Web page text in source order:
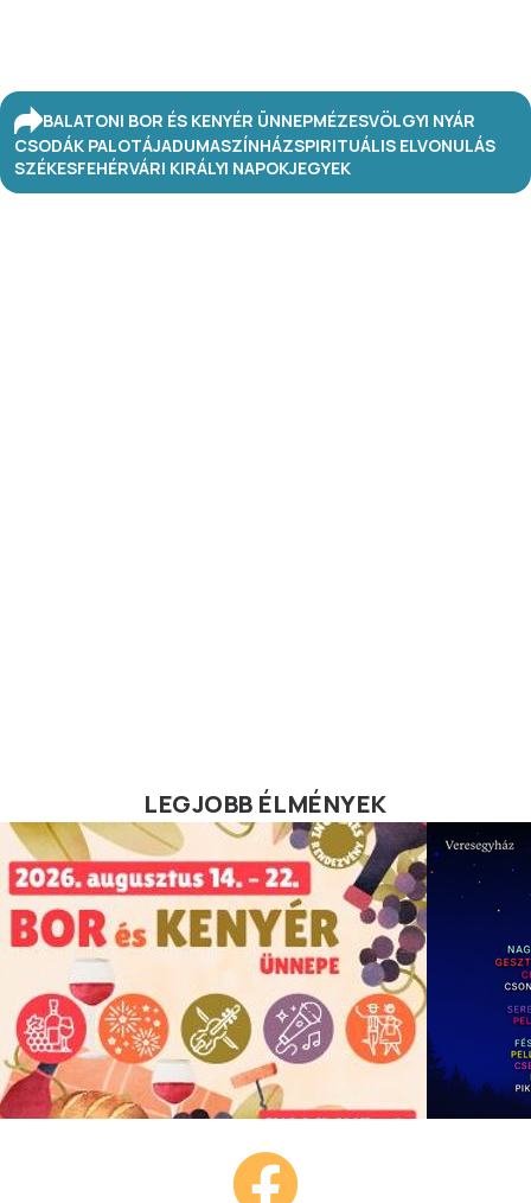
BALATONI BOR ÉS KENYÉR ÜNNEPMÉZESVÖLGYI NYÁR
CSODÁK PALOTÁJADUMASZÍNHÁZSPIRITUÁLIS ELVONULÁS
SZÉKESFEHÉRVÁRI KIRÁLYI NAPOKJEGYEK
LEGJOBB ÉLMÉNYEK